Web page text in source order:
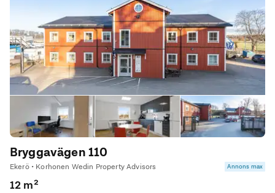
Bryggavägen 110
Ekerö • Korhonen Wedin Property Advisors Annons max
12 m²